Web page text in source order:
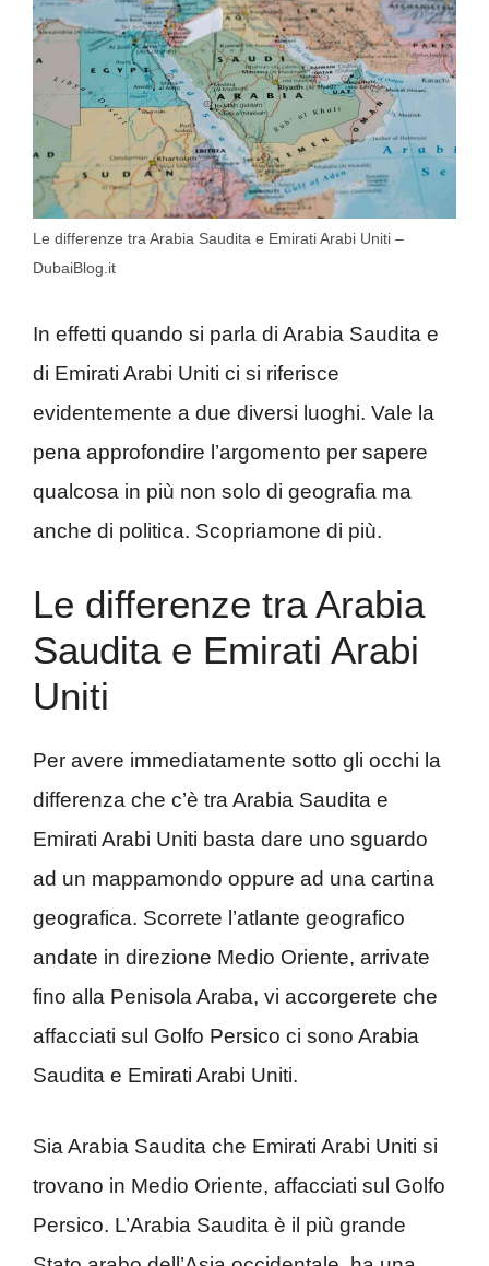
Le differenze tra Arabia Saudita e Emirati Arabi Uniti –
DubaiBlog.it
In effetti quando si parla di Arabia Saudita e
di Emirati Arabi Uniti ci si riferisce
evidentemente a due diversi luoghi. Vale la
pena approfondire l’argomento per sapere
qualcosa in più non solo di geografia ma
anche di politica. Scopriamone di più.
Le differenze tra Arabia
Saudita e Emirati Arabi
Uniti
Per avere immediatamente sotto gli occhi la
differenza che c’è tra Arabia Saudita e
Emirati Arabi Uniti basta dare uno sguardo
ad un mappamondo oppure ad una cartina
geografica. Scorrete l’atlante geografico
andate in direzione Medio Oriente, arrivate
fino alla Penisola Araba, vi accorgerete che
affacciati sul Golfo Persico ci sono Arabia
Saudita e Emirati Arabi Uniti.
Sia Arabia Saudita che Emirati Arabi Uniti si
trovano in Medio Oriente, affacciati sul Golfo
Persico. L’Arabia Saudita è il più grande